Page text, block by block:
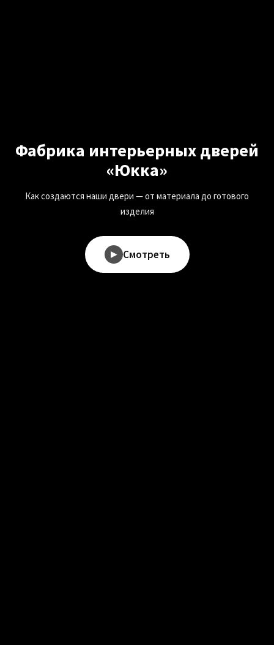
Фабрика интерьерных дверей
«Юкка»
Как создаются наши двери — от материала до готового
изделия
▶ Смотреть